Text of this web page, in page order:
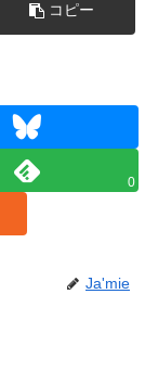
コピー
0
Ja'mie